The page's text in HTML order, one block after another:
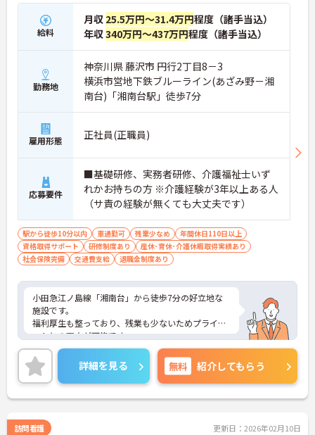
給料
月収 25.5万円～31.4万円程度（諸手当込）
年収340万円～437万円程度（諸手当込）
勤務地
神奈川県 藤沢市 円行2丁目8－3
横浜市営地下鉄ブルーライン(あざみ野－湘
南台)「湘南台駅」徒歩7分
雇用形態 正社員(正職員)
応募要件
■基礎研修、実務者研修、介護福祉士いず
れかお持ちの方 ※介護経験が3年以上ある人
（サ責の経験が無くても大丈夫です）
駅から徒歩10分以内 車通勤可 残業少なめ
年間休日110日以上
資格取得サポート
研修制度あり
産休･育休･介護休暇取得実績あり
社会保険完備
交通費支給 退職金制度あり
小田急江ノ島線「湘南台」から徒歩7分の好立地な
施設です。
福利厚生も整っており、残業も少ないためプライベ
ートとの両立が可能です。
ご興味のある方はお気軽にお問い合わせ下さい。
詳細を見る 無料 紹介してもらう
訪問看護 更新日：2026年02月10日